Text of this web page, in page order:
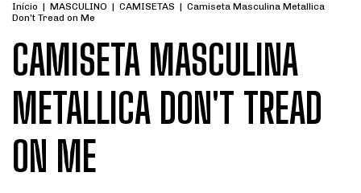
Início | MASCULINO | CAMISETAS | Camiseta Masculina Metallica
Don't Tread on Me
CAMISETA MASCULINA
METALLICA DON'T TREAD
ON ME